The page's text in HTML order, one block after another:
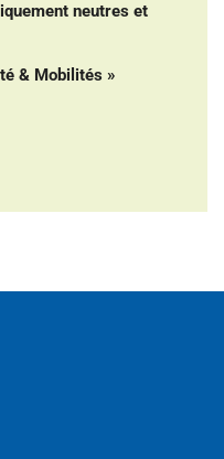
neutres et
& Mobilités »